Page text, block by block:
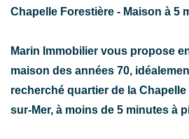
Chapelle Forestière - Maison à 5
Marin Immobilier vous propose
maison des années 70,
recherché quartier de la
sur-Mer, à moins de 5 minutes à